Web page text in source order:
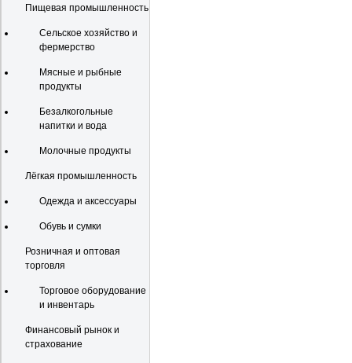
Пищевая промышленность
Сельское хозяйство и
фермерство
Мясные и рыбные
продукты
Безалкогольные
напитки и вода
Молочные продукты
Лёгкая промышленность
Одежда и аксессуары
Обувь и сумки
Розничная и оптовая
торговля
Торговое оборудование
и инвентарь
Финансовый рынок и
страхование